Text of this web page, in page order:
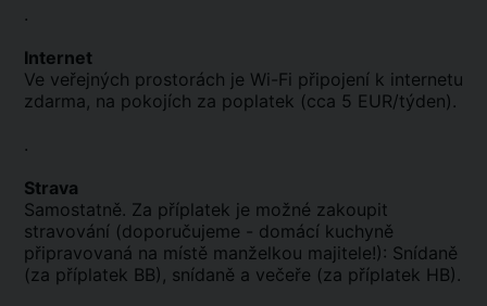
.
Internet
Ve veřejných prostorách je Wi-Fi připojení k internetu
zdarma, na pokojích za poplatek (cca 5 EUR/týden).
.
Strava
Samostatně. Za příplatek je možné zakoupit
stravování (doporučujeme - domácí kuchyně
připravovaná na místě manželkou majitele!): Snídaně
(za příplatek BB), snídaně a večeře (za příplatek HB).